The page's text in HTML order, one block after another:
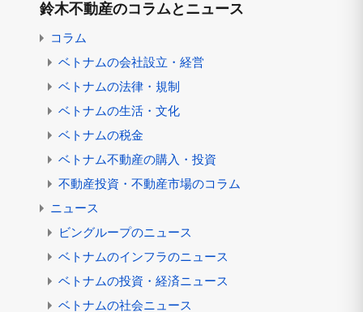
鈴木不動産のコラムとニュース
コラム
ベトナムの会社設立・経営
ベトナムの法律・規制
ベトナムの生活・文化
ベトナムの税金
ベトナム不動産の購入・投資
不動産投資・不動産市場のコラム
ニュース
ビングループのニュース
ベトナムのインフラのニュース
ベトナムの投資・経済ニュース
ベトナムの社会ニュース